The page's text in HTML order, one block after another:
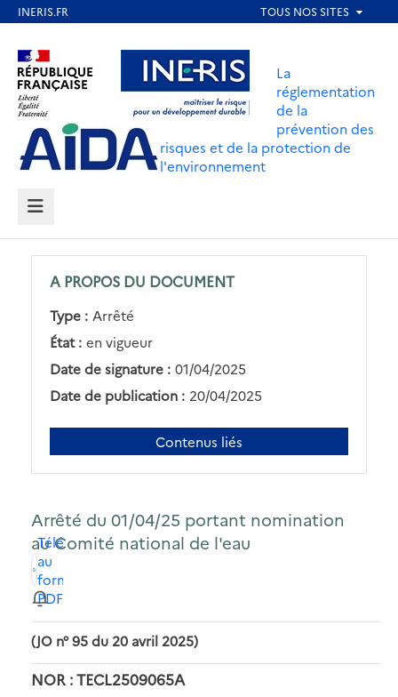
contenu
principal
Aller au contenu Aller au menu
Aller au pied de page
La
réglementation
de la
prévention des
risques et de la protection de
l'environnement
MENU
A PROPOS DU DOCUMENT
Type : Arrêté
État : en vigueur
Date de signature : 01/04/2025
Date de publication : 20/04/2025
Contenus liés
Arrêté du 01/04/25 portant nomination
au Comité national de l'eau
Télécharger
au
format
PDF
(JO n° 95 du 20 avril 2025)
NOR : TECL2509065A